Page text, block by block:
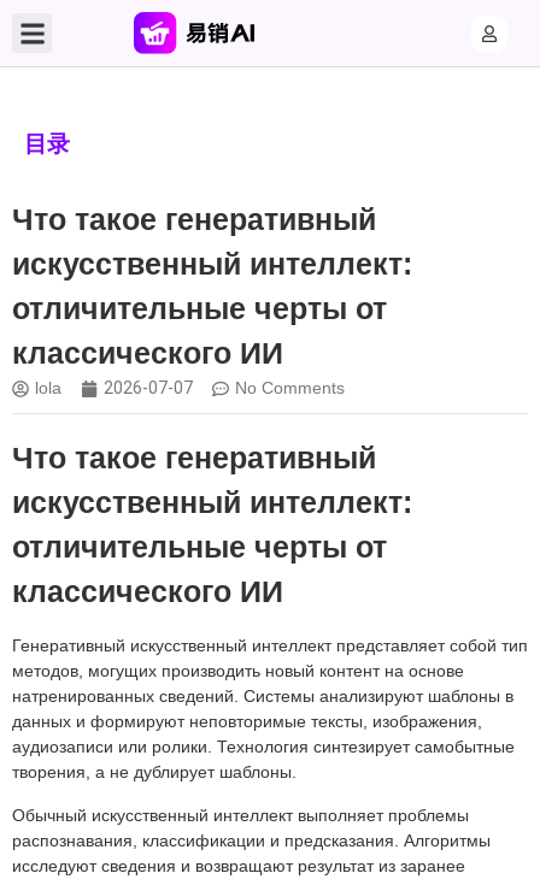
目录
Что такое генеративный
искусственный интеллект:
отличительные черты от
классического ИИ
lola 2026-07-07 No Comments
Что такое генеративный
искусственный интеллект:
отличительные черты от
классического ИИ
Генеративный искусственный интеллект представляет собой тип
методов, могущих производить новый контент на основе
натренированных сведений. Системы анализируют шаблоны в
данных и формируют неповторимые тексты, изображения,
аудиозаписи или ролики. Технология синтезирует самобытные
творения, а не дублирует шаблоны.
Обычный искусственный интеллект выполняет проблемы
распознавания, классификации и предсказания. Алгоритмы
исследуют сведения и возвращают результат из заранее